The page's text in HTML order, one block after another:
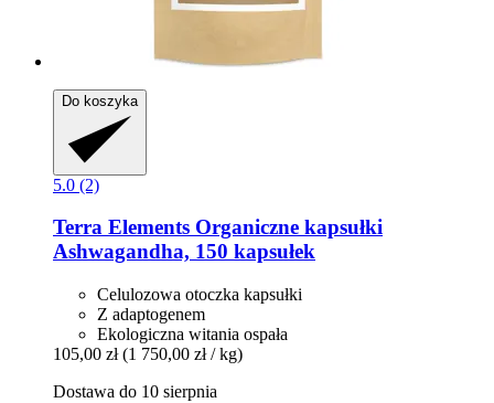
Do koszyka
5.0 (2)
Terra Elements Organiczne kapsułki
Ashwagandha, 150 kapsułek
Celulozowa otoczka kapsułki
Z adaptogenem
Ekologiczna witania ospała
105,00 zł (1 750,00 zł / kg)
Dostawa do 10 sierpnia